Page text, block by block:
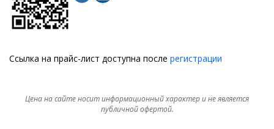
Ссылка на прайс-лист доступна после регистрации
Цена на сайте носит информационный характер и не является
публичной офертой.